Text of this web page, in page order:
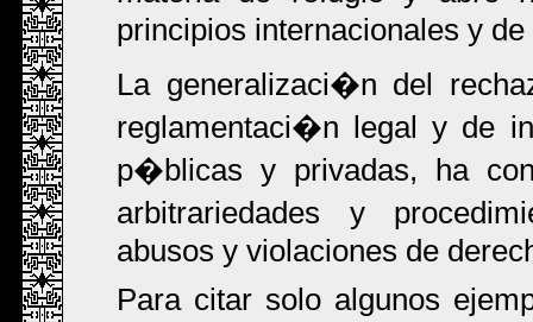
principios internacionales y
La generalizaci�n del
reglamentaci�n legal y de
p�blicas y privadas, ha
arbitrariedades y
abusos y violaciones de
Para citar solo algunos